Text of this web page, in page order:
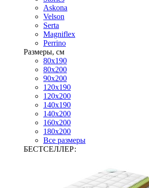
Askona
Velson
Serta
Magniflex
Perrino
Размеры, см
80х190
80х200
90х200
120х190
120х200
140х190
140х200
160х200
180х200
Все размеры
БЕСТСЕЛЛЕР: